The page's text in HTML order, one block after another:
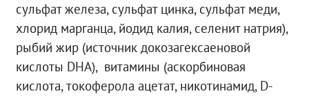
сульфат железа, сульфат цинка, сульфат меди,
хлорид марганца, йодид калия, селенит натрия),
рыбий жир (источник докозагексаеновой
кислоты DHA), витамины (аскорбиновая
кислота, токоферола ацетат, никотинамид, D-